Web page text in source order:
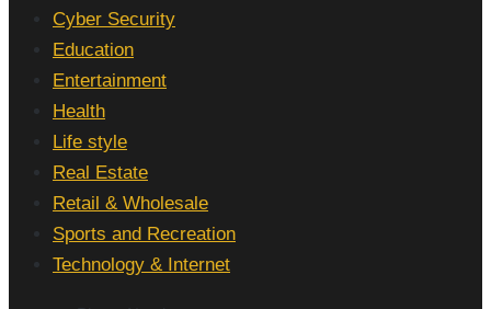
Cyber Security
Education
Entertainment
Health
Life style
Real Estate
Retail & Wholesale
Sports and Recreation
Technology & Internet